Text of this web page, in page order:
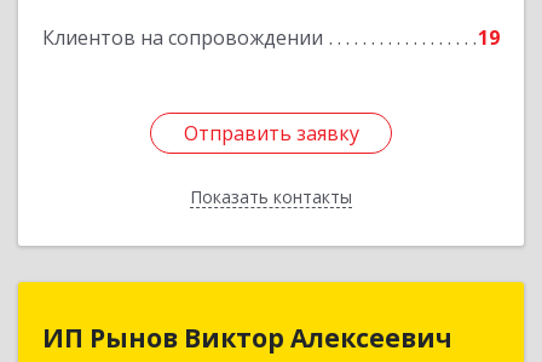
Клиентов на сопровождении 19
Отправить заявку
Показать контакты
Отправить заявку
Назад
ИП Рынов Виктор Алексеевич